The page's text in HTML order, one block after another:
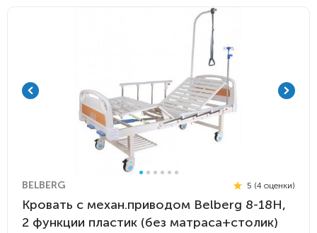
BELBERG 5 (4 оценки)
Кровать c механ.приводом Belberg 8-18H,
2 функции пластик (без матраса+столик)